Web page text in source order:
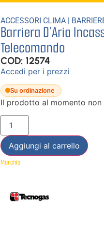
ACCESSORI CLIMA |
Barriera D’Aria
Telecomando
COD: 12574
Accedi per i prezzi
Su ordinazione
Il prodotto al momento
Aggiungi al carrello
Marchio